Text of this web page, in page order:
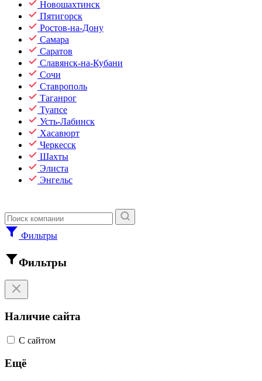
Новошахтинск
Пятигорск
Ростов-на-Дону
Самара
Саратов
Славянск-на-Кубани
Сочи
Ставрополь
Таганрог
Туапсе
Усть-Лабинск
Хасавюрт
Черкесск
Шахты
Элиста
Энгельс
Фильтры
Фильтры
Наличие сайта
С сайтом
Ещё